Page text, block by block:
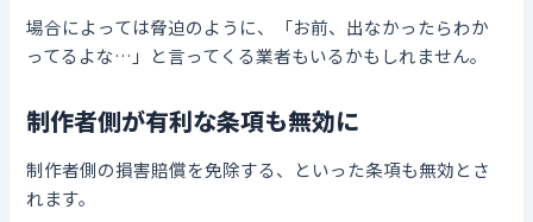
場合によっては脅迫のように、「お前、出なかったらわか
ってるよな…」と言ってくる業者もいるかもしれません。
制作者側が有利な条項も無効に
制作者側の損害賠償を免除する、といった条項も無効とさ
れます。